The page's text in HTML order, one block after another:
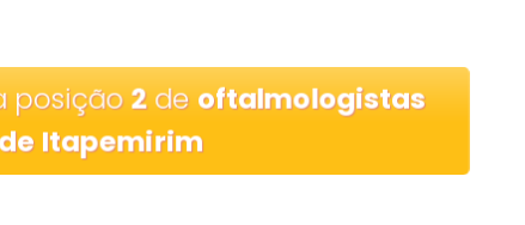
posição2deoftalmologistas
Itapemirim